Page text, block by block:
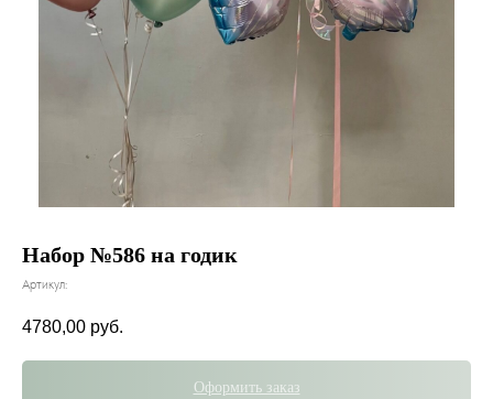
Набор №586 на годик
Артикул:
4780,00 руб.
Оформить заказ